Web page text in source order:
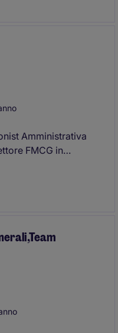
99.
Amministrativa
FMCG in
per supportare il